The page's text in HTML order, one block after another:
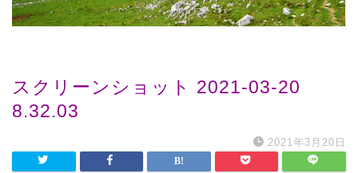
スクリーンショット 2021-03-20
8.32.03
2021年3月20日